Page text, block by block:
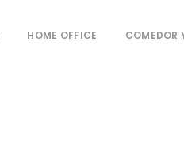
HOME OFFICE COMEDOR